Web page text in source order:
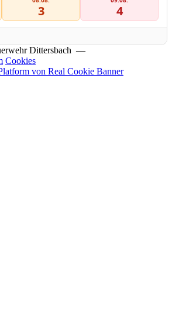
3 4
Dittersbach —
Cookies
von Real Cookie Banner